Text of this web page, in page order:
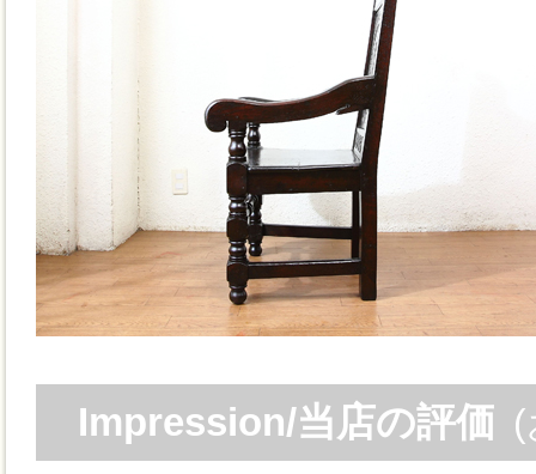
Impression/当店の評価